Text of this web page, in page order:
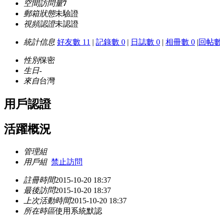
空間訪問量7
郵箱狀態未驗證
視頻認證未認證
統計信息 好友數 11 | 記錄數 0 | 日誌數 0 | 相冊數 0 |回帖
性別保密
生日-
來自台灣
用戶認證
活躍概況
管理組
用戶組 禁止訪問
註冊時間2015-10-20 18:37
最後訪問2015-10-20 18:37
上次活動時間2015-10-20 18:37
所在時區使用系統默認